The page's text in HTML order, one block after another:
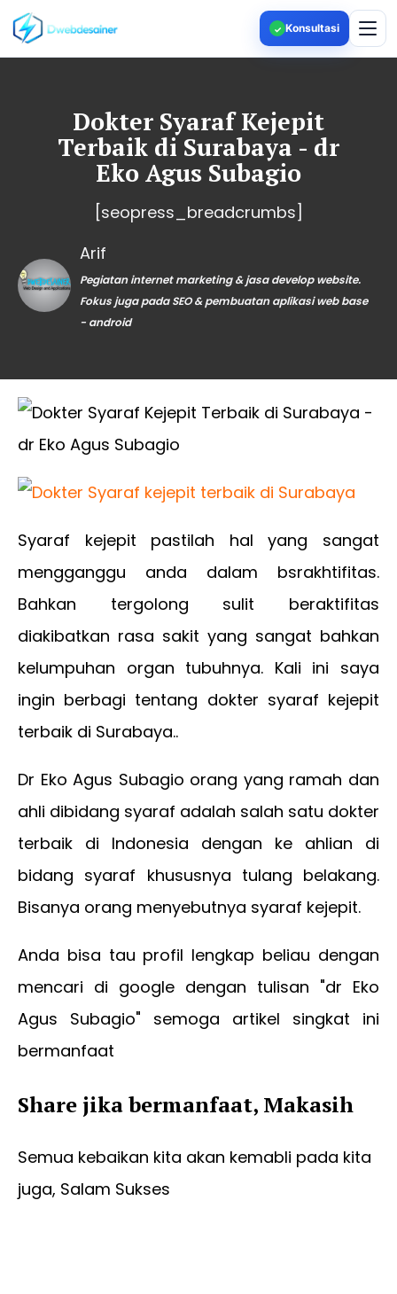
✓ Konsultasi
Dokter Syaraf Kejepit
Terbaik di Surabaya - dr
Eko Agus Subagio
[seopress_breadcrumbs]
Arif
Pegiatan internet marketing & jasa develop website.
Fokus juga pada SEO & pembuatan aplikasi web base
- android
Syaraf kejepit pastilah hal yang sangat
mengganggu anda dalam bsrakhtifitas.
Bahkan tergolong sulit beraktifitas
diakibatkan rasa sakit yang sangat bahkan
kelumpuhan organ tubuhnya. Kali ini saya
ingin berbagi tentang dokter syaraf kejepit
terbaik di Surabaya..
Dr Eko Agus Subagio orang yang ramah dan
ahli dibidang syaraf adalah salah satu dokter
terbaik di Indonesia dengan ke ahlian di
bidang syaraf khususnya tulang belakang.
Bisanya orang menyebutnya syaraf kejepit.
Anda bisa tau profil lengkap beliau dengan
mencari di google dengan tulisan "dr Eko
Agus Subagio" semoga artikel singkat ini
bermanfaat
Share jika bermanfaat, Makasih
Semua kebaikan kita akan kemabli pada kita
juga, Salam Sukses